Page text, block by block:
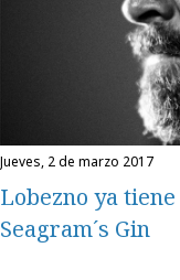
jueves, 2 de marzo 2017
Lobezno ya
Seagram´s Gin